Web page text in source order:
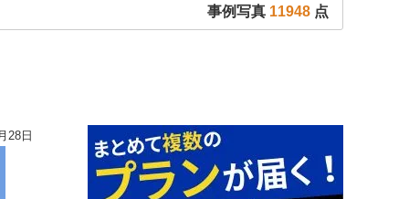
事例写真 11948 点
28日